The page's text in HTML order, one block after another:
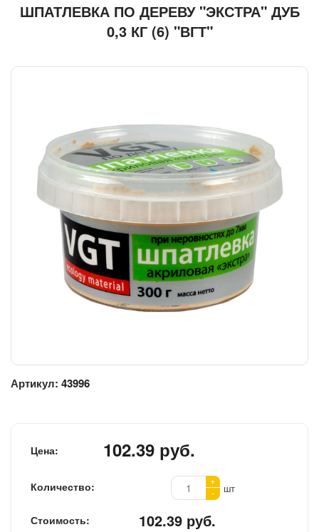
ШПАТЛЕВКА ПО ДЕРЕВУ "ЭКСТРА" ДУБ
0,3 КГ (6) "ВГТ"
Артикул: 43996
Цена: 102.39 руб.
Количество:
+
-
шт
Стоимость: 102.39 руб.